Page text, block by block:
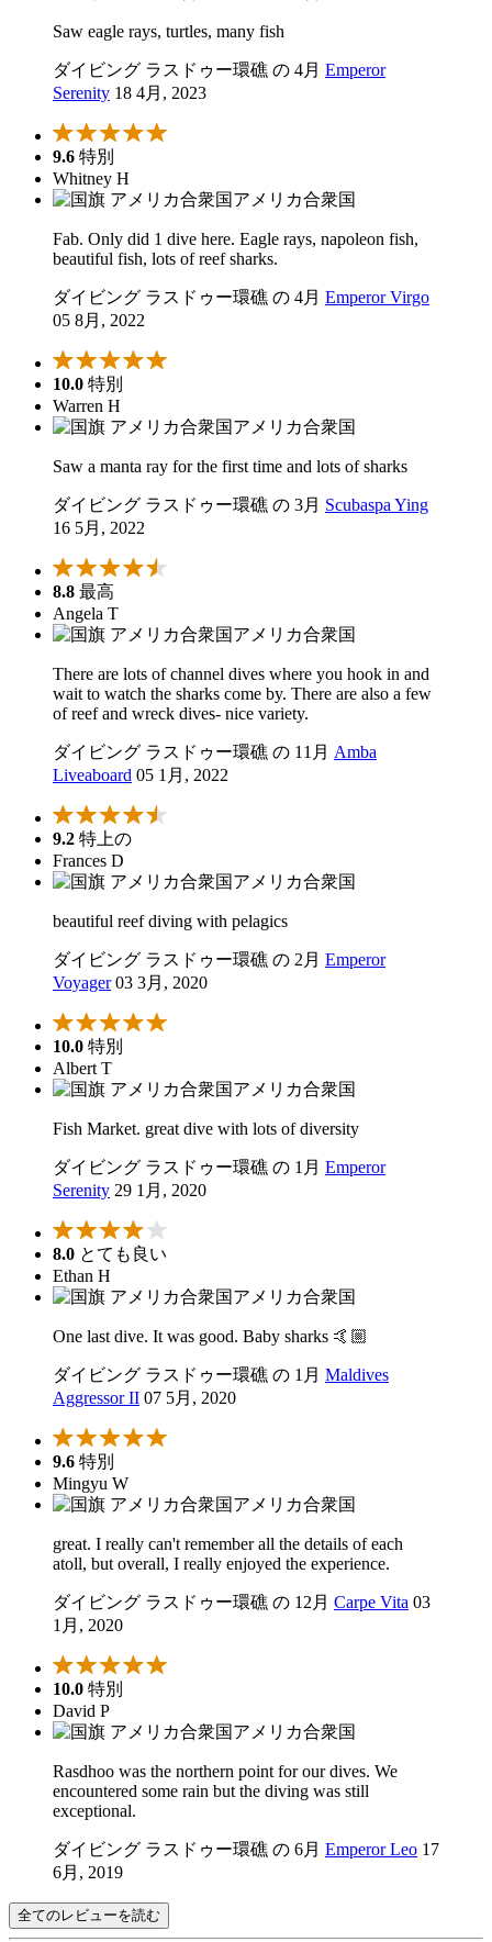
Saw eagle rays, turtles, many fish
ダイビング ラスドゥー環礁 の 4月 Emperor
Serenity 18 4月, 2023
9.6 特別
Whitney H
アメリカ合衆国
Fab. Only did 1 dive here. Eagle rays, napoleon fish,
beautiful fish, lots of reef sharks.
ダイビング ラスドゥー環礁 の 4月 Emperor Virgo
05 8月, 2022
10.0 特別
Warren H
アメリカ合衆国
Saw a manta ray for the first time and lots of sharks
ダイビング ラスドゥー環礁 の 3月 Scubaspa Ying
16 5月, 2022
8.8 最高
Angela T
アメリカ合衆国
There are lots of channel dives where you hook in and
wait to watch the sharks come by. There are also a few
of reef and wreck dives- nice variety.
ダイビング ラスドゥー環礁 の 11月 Amba
Liveaboard 05 1月, 2022
9.2 特上の
Frances D
アメリカ合衆国
beautiful reef diving with pelagics
ダイビング ラスドゥー環礁 の 2月 Emperor
Voyager 03 3月, 2020
10.0 特別
Albert T
アメリカ合衆国
Fish Market. great dive with lots of diversity
ダイビング ラスドゥー環礁 の 1月 Emperor
Serenity 29 1月, 2020
8.0 とても良い
Ethan H
アメリカ合衆国
One last dive. It was good. Baby sharks 🤙🏼
ダイビング ラスドゥー環礁 の 1月 Maldives
Aggressor II 07 5月, 2020
9.6 特別
Mingyu W
アメリカ合衆国
great. I really can't remember all the details of each
atoll, but overall, I really enjoyed the experience.
ダイビング ラスドゥー環礁 の 12月 Carpe Vita 03
1月, 2020
10.0 特別
David P
アメリカ合衆国
Rasdhoo was the northern point for our dives. We
encountered some rain but the diving was still
exceptional.
ダイビング ラスドゥー環礁 の 6月 Emperor Leo 17
6月, 2019
全てのレビューを読む